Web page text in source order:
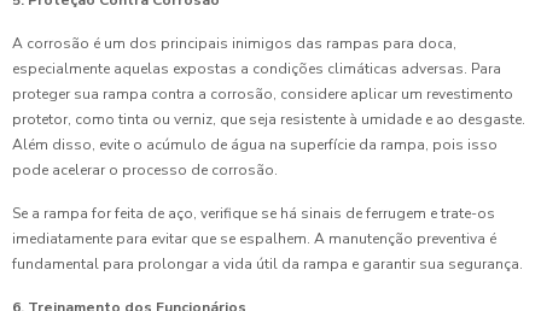
A corrosão é um dos principais inimigos das rampas para doca,
especialmente aquelas expostas a condições climáticas adversas. Para
proteger sua rampa contra a corrosão, considere aplicar um revestimento
protetor, como tinta ou verniz, que seja resistente à umidade e ao desgaste.
Além disso, evite o acúmulo de água na superfície da rampa, pois isso
pode acelerar o processo de corrosão.
Se a rampa for feita de aço, verifique se há sinais de ferrugem e trate-os
imediatamente para evitar que se espalhem. A manutenção preventiva é
fundamental para prolongar a vida útil da rampa e garantir sua segurança.